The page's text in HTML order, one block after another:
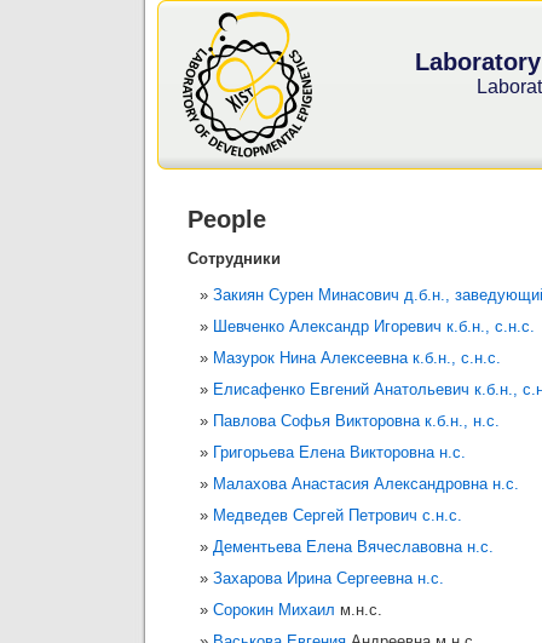
People
Сотрудники
Закиян Сурен Минасович д.б.н.,
Шевченко Александр Игоревич к.б.н., с.н.с.
Мазурок Нина Алексеевна к.б.н., с.н.с.
Елисафенко Евгений Анатольевич к.б.н.,
Павлова Софья Викторовна к.б.н., н.с.
Григорьева Елена Викторовна н.с.
Малахова Анастасия Александровна н.с.
Медведев Сергей Петрович с.н.с.
Дементьева Елена Вячеславовна н.с.
Захарова Ирина Сергеевна н.с.
Сорокин Михаил м.н.с.